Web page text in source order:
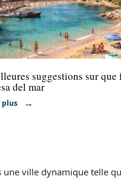
suggestions sur que
del mar
plus
une ville dynamique telle